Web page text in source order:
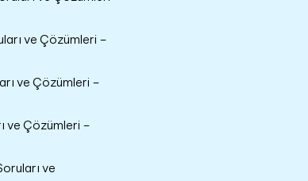
ve Çözümleri –
ve Çözümleri –
ve Çözümleri –
ve